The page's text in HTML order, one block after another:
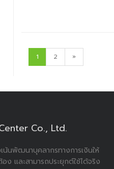
1 2 »
Co., Ltd.
น้นพัฒนาบุคลากรทางการเงินให้
ง และสามารถประยุกต์ใช้ได้จริง